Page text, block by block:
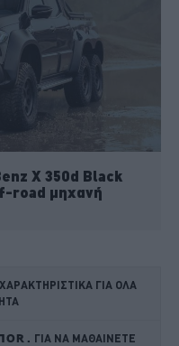
X 350d Black
road μηχανή
ΓΙΑ ΟΛΑ
ΓΙΑ ΝΑ ΜΑΘΑΙΝΕΤΕ